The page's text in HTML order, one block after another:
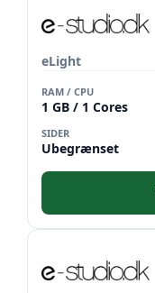
eLight
RAM / CPU
1 GB / 1 Cores
SIDER
Ubegrænset